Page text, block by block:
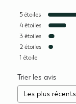
5 étoiles
4 étoiles
3 étoiles
2 étoiles
1 étoile
Trier les avis